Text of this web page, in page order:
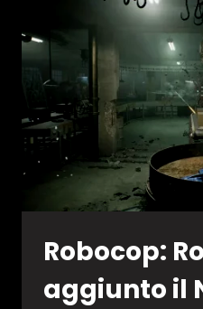
Robocop:
aggiunto il